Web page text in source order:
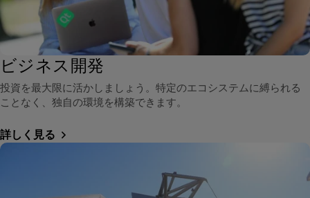
ビジネス開発
投資を最大限に活かしましょう。特定のエコシステムに縛られる
ことなく、独自の環境を構築できます。
詳しく見る